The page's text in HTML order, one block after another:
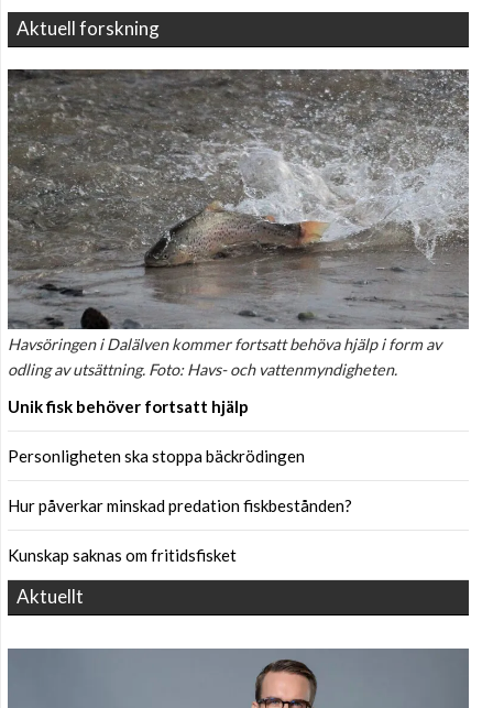
Aktuell forskning
Havsöringen i Dalälven kommer fortsatt behöva hjälp i form av
odling av utsättning. Foto: Havs- och vattenmyndigheten.
Unik fisk behöver fortsatt hjälp
Personligheten ska stoppa bäckrödingen
Hur påverkar minskad predation fiskbestånden?
Kunskap saknas om fritidsfisket
Aktuellt